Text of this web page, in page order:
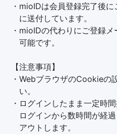
・mioIDは会員登録完了後
に送付しています。
・mioIDの代わりにご登録
可能です。
【注意事項】
・WebブラウザのCookieの
い。
・ログインしたまま一定時
ログインから数時間が経
アウトします。